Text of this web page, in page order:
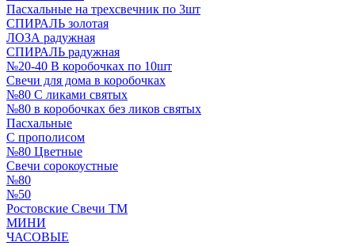
Пасхальные на трехсвечник по 3шт
СПИРАЛЬ золотая
ЛОЗА радужная
СПИРАЛЬ радужная
№20-40 В коробочках по 10шт
Свечи для дома в коробочках
№80 С ликами святых
№80 в коробочках без ликов святых
Пасхальные
С прополисом
№80 Цветные
Свечи сорокоустные
№80
№50
Ростовские Свечи ТМ
МИНИ
ЧАСОВЫЕ